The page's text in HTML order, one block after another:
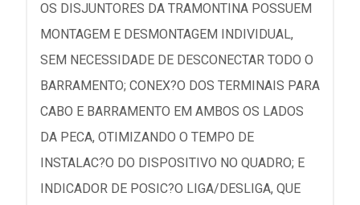
OS DISJUNTORES DA TRAMONTINA POSSUEM
MONTAGEM E DESMONTAGEM INDIVIDUAL,
SEM NECESSIDADE DE DESCONECTAR TODO O
BARRAMENTO; CONEX?O DOS TERMINAIS PARA
CABO E BARRAMENTO EM AMBOS OS LADOS
DA PECA, OTIMIZANDO O TEMPO DE
INSTALAC?O DO DISPOSITIVO NO QUADRO; E
INDICADOR DE POSIC?O LIGA/DESLIGA, QUE